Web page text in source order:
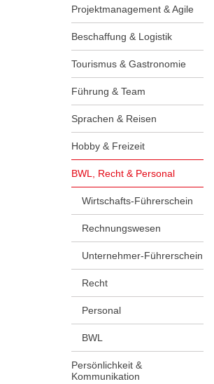
Projektmanagement & Agile
Beschaffung & Logistik
Tourismus & Gastronomie
Führung & Team
Sprachen & Reisen
Hobby & Freizeit
BWL, Recht & Personal
Wirtschafts-Führerschein
Rechnungswesen
Unternehmer-Führerschein
Recht
Personal
BWL
Persönlichkeit &
Kommunikation